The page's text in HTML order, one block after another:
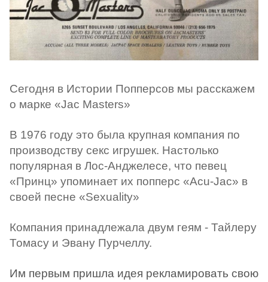
Сегодня в Истории Попперсов мы расскажем
о марке «Jac Masters»
В 1976 году это была крупная компания по
производству секс игрушек. Настолько
популярная в Лос-Анджелесе, что певец
«Принц» упоминает их попперс «Acu-Jac» в
своей песне «Sexuality»
Компания принадлежала двум геям - Тайлеру
Томасу и Эвану Пурчеллу.
Им первым пришла идея рекламировать свою